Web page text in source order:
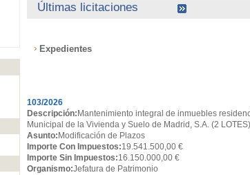
Últimas licitaciones
Expedientes
103/2026
Descripción: Mantenimiento integral de inmuebles
Municipal de la Vivienda y Suelo de Madrid, S.A. (2 LOTES)
Asunto: Modificación de Plazos
Importe Con Impuestos:19.541.500,00 €
Importe Sin Impuestos:16.150.000,00 €
Organismo:Jefatura de Patrimonio